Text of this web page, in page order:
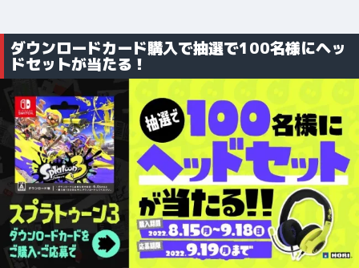
ダウンロードカード購入で抽選で100名様にヘッ
ドセットが当たる！